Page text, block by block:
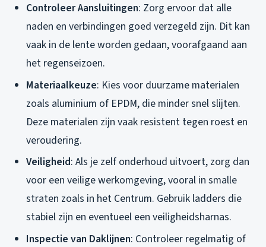
Controleer Aansluitingen: Zorg ervoor dat alle
naden en verbindingen goed verzegeld zijn. Dit kan
vaak in de lente worden gedaan, voorafgaand aan
het regenseizoen.
Materiaalkeuze: Kies voor duurzame materialen
zoals aluminium of EPDM, die minder snel slijten.
Deze materialen zijn vaak resistent tegen roest en
veroudering.
Veiligheid: Als je zelf onderhoud uitvoert, zorg dan
voor een veilige werkomgeving, vooral in smalle
straten zoals in het Centrum. Gebruik ladders die
stabiel zijn en eventueel een veiligheidsharnas.
Inspectie van Daklijnen: Controleer regelmatig of